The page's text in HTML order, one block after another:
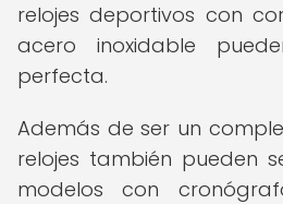
relojes deportivos con
acero inoxidable
perfecta.
Además de ser un
relojes también pueden
modelos con